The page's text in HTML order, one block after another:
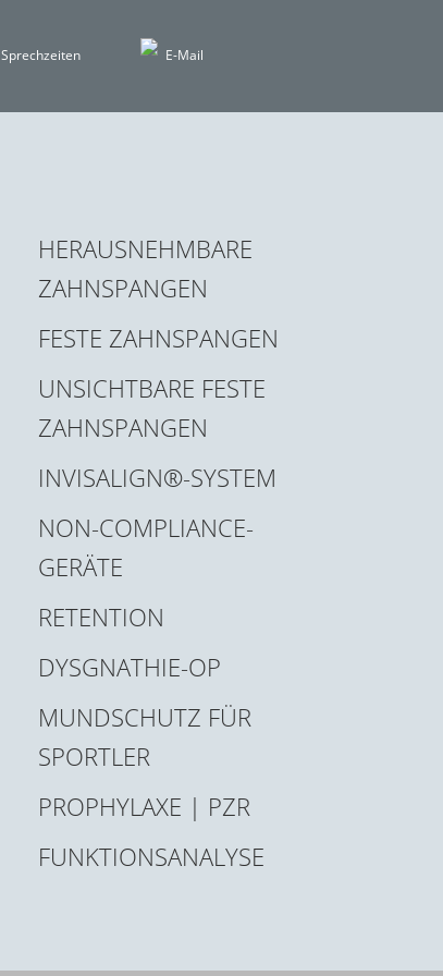
Sprechzeiten E-Mail
HERAUSNEHMBARE
ZAHNSPANGEN
FESTE ZAHNSPANGEN
UNSICHTBARE FESTE
ZAHNSPANGEN
INVISALIGN®-SYSTEM
NON-COMPLIANCE-
GERÄTE
RETENTION
DYSGNATHIE-OP
MUNDSCHUTZ FÜR
SPORTLER
PROPHYLAXE | PZR
FUNKTIONSANALYSE